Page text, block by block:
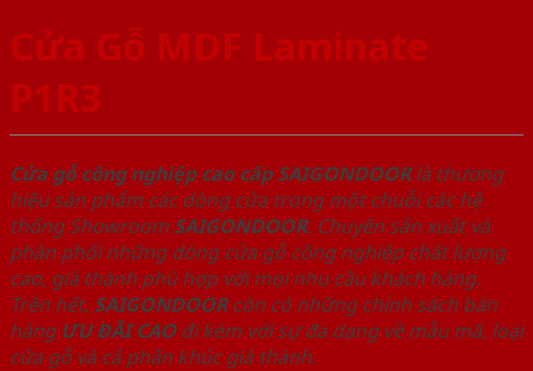
Cửa Gỗ MDF Laminate
P1R3
Cửa gỗ công nghiệp cao cấp SAIGONDOORlà thương
hiệu sản phẩm các dòng cửa trong một chuỗi các hệ
thống Showroom SAIGONDOOR. Chuyên sản xuất và
phân phối những dòng cửa gỗ công nghiệp chất lượng
cao, giá thành phù hợp với mọi nhu cầu khách hàng.
Trên hết, SAIGONDOORcòn có những chính sách bán
hàng ƯU ĐÃI CAOđi kèm với sự đa dạng về mẫu mã, loại
cửa gỗ và cả phân khúc giá thành.